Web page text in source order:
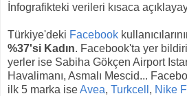
İnfografikteki verileri kısaca
Türkiye'deki Facebook
%37'si Kadın. Facebook'ta yer
yerler ise Sabiha Gökçen Airport
Havalimanı, Asmalı Mescid...
ilk 5 marka iseAvea, Turkcell , Nike